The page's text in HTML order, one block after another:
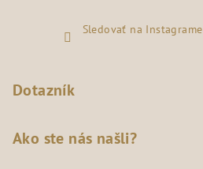
Sledovať na Instagrame
Dotazník
Ako ste nás našli?